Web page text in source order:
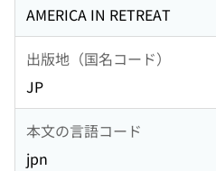
AMERICA IN RETREAT
出版地（国名コード）
JP
本文の言語コード
jpn